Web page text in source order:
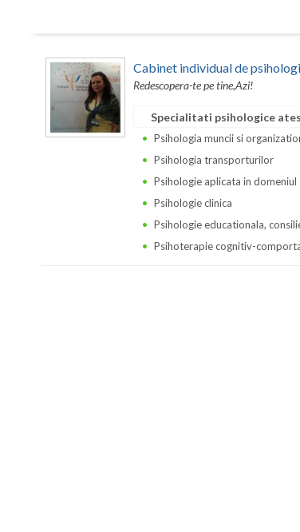
Cabinet individual de
Redescopera-te pe tine,Azi!
Specialitati psihologice
Psihologia muncii si
Psihologia transporturilor
Psihologie aplicata in
Psihologie clinica
Psihologie educationala,
Psihoterapie cognitiv-